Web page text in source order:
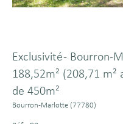
Exclusivité - Bourron-
188,52m² (208,71
de 450m²
Bourron-Marlotte (77780)